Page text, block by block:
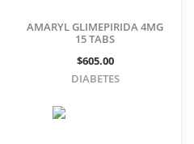
AMARYL GLIMEPIRIDA 4MG
15 TABS
$605.00
DIABETES